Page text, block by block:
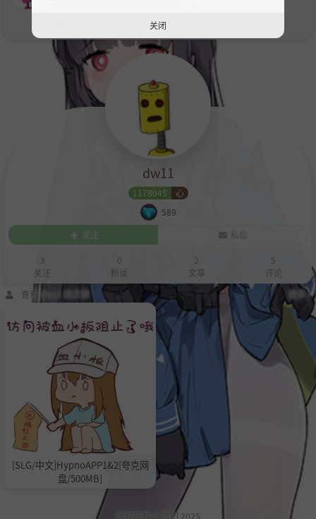
dw11
1178045
心
589
关注
私信
3
关注
0
粉丝
2
文章
5
评论
查看 dw11 的文章
更多 »
[SLG/中文]HypnoAPP1&2[夸克网
盘/500MB]
版权所有 © 芯幻 2025
关闭